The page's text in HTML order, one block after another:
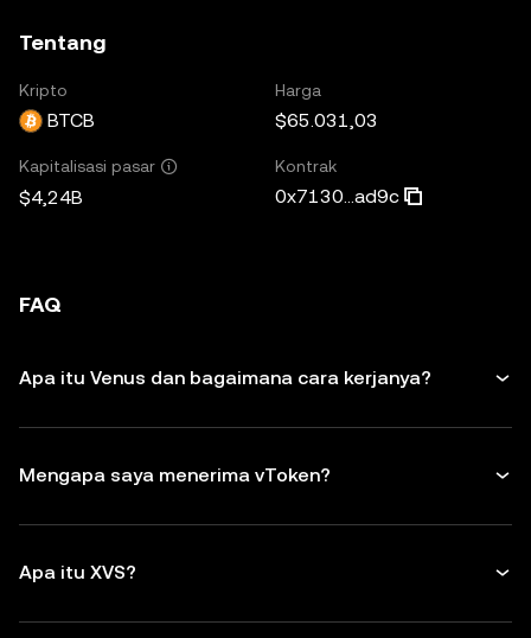
Tentang
Kripto
BTCB
Harga
$65.031,03
Kapitalisasi pasar
$4,24B
Kontrak
0x7130...ad9c
FAQ
Apa itu Venus dan bagaimana cara kerjanya?
Mengapa saya menerima vToken?
Apa itu XVS?